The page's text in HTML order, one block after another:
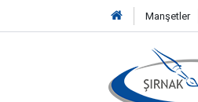
Manşetler